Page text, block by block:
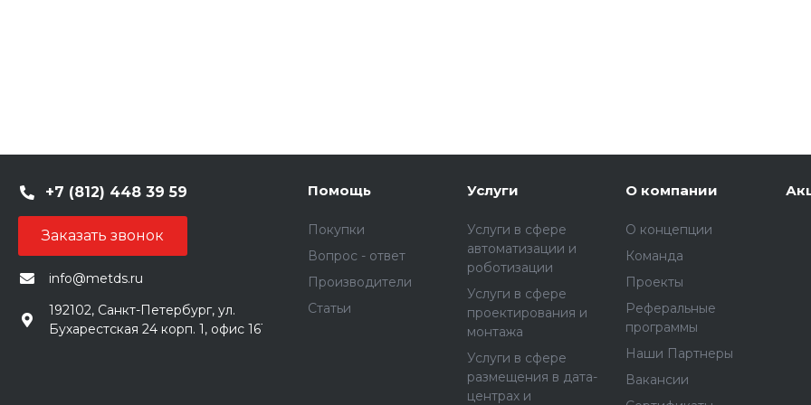
+7 (812) 448 39 59
Заказать звонок
info@metds.ru
192102, Санкт-Петербург, ул.
Бухарестская 24 корп. 1, офис 161
Помощь
Покупки
Вопрос - ответ
Производители
Статьи
Услуги
Услуги в сфере
автоматизации и
роботизации
Услуги в сфере
проектирования и
монтажа
Услуги в сфере
размещения в дата-
центрах и
О компании
О концепции
Команда
Проекты
Реферальные
программы
Наши Партнеры
Вакансии